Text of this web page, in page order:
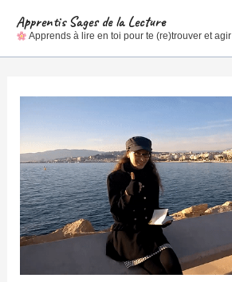
Apprentis Sages de la Lecture
Apprends à lire en toi pour te (re)trouver et agir